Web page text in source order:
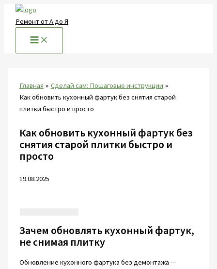
Перейти
Ремонт от А до Я
Главная
Сделай сам: Пошаговые инструкции
Как обновить кухонный фартук без снятия старой
плитки быстро и просто
Как обновить кухонный фартук без
снятия старой плитки быстро и
просто
19.08.2025
Зачем обновлять кухонный фартук,
не снимая плитку
Обновление кухонного фартука без демонтажа —